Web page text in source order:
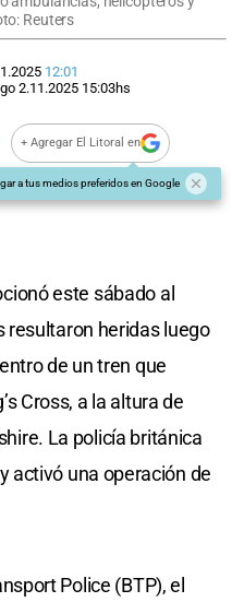
Reuters
12:01
2.11.2025 15:03hs
+ Agregar El Litoral en
a tus medios preferidos en Google
este sábado al
resultaron heridas luego
de un tren que
Cross, a la altura de
La policía británica
y activó una operación de
Police (BTP), el